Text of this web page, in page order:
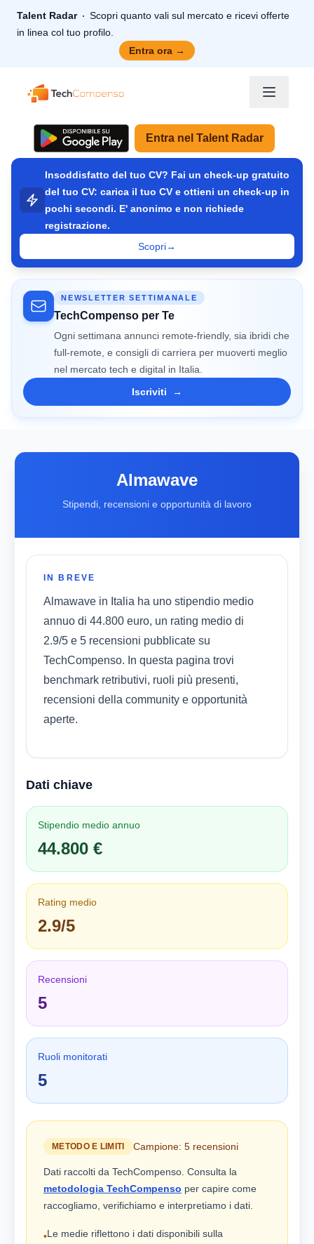
Talent Radar
Scopri quanto vali sul mercato e ricevi offerte
in linea col tuo profilo.
Entra ora →
TechCompenso
Entra nel Talent Radar
Insoddisfatto del tuo CV? Fai un check-up gratuito
del tuo CV: carica il tuo CV e ottieni un check-up in
pochi secondi. E' anonimo e non richiede
registrazione.
Scopri→
NEWSLETTER SETTIMANALE
TechCompenso per Te
Ogni settimana annunci remote-friendly, sia ibridi che
full-remote, e consigli di carriera per muoverti meglio
nel mercato tech e digital in Italia.
Iscriviti
→
Almawave
Stipendi, recensioni e opportunità di lavoro
IN BREVE
Almawave in Italia ha uno stipendio medio
annuo di 44.800 euro, un rating medio di
2.9/5 e 5 recensioni pubblicate su
TechCompenso. In questa pagina trovi
benchmark retributivi, ruoli più presenti,
recensioni della community e opportunità
aperte.
Dati chiave
Stipendio medio annuo
44.800 €
Rating medio
2.9/5
Recensioni
5
Ruoli monitorati
5
METODO E LIMITI Campione: 5 recensioni
Dati raccolti da TechCompenso. Consulta la
metodologia TechCompenso per capire come
raccogliamo, verifichiamo e interpretiamo i dati.
•Le medie riflettono i dati disponibili sulla